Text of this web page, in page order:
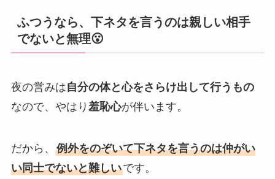
ふつうなら、下ネタを言うのは親しい相手
でないと無理😮
夜の営みは自分の体と心をさらけ出して行うもの
なので、やはり 羞恥心が伴います。
だから、 例外をのぞいて下ネタを言うのは仲がい
い同士でないと難しいです。